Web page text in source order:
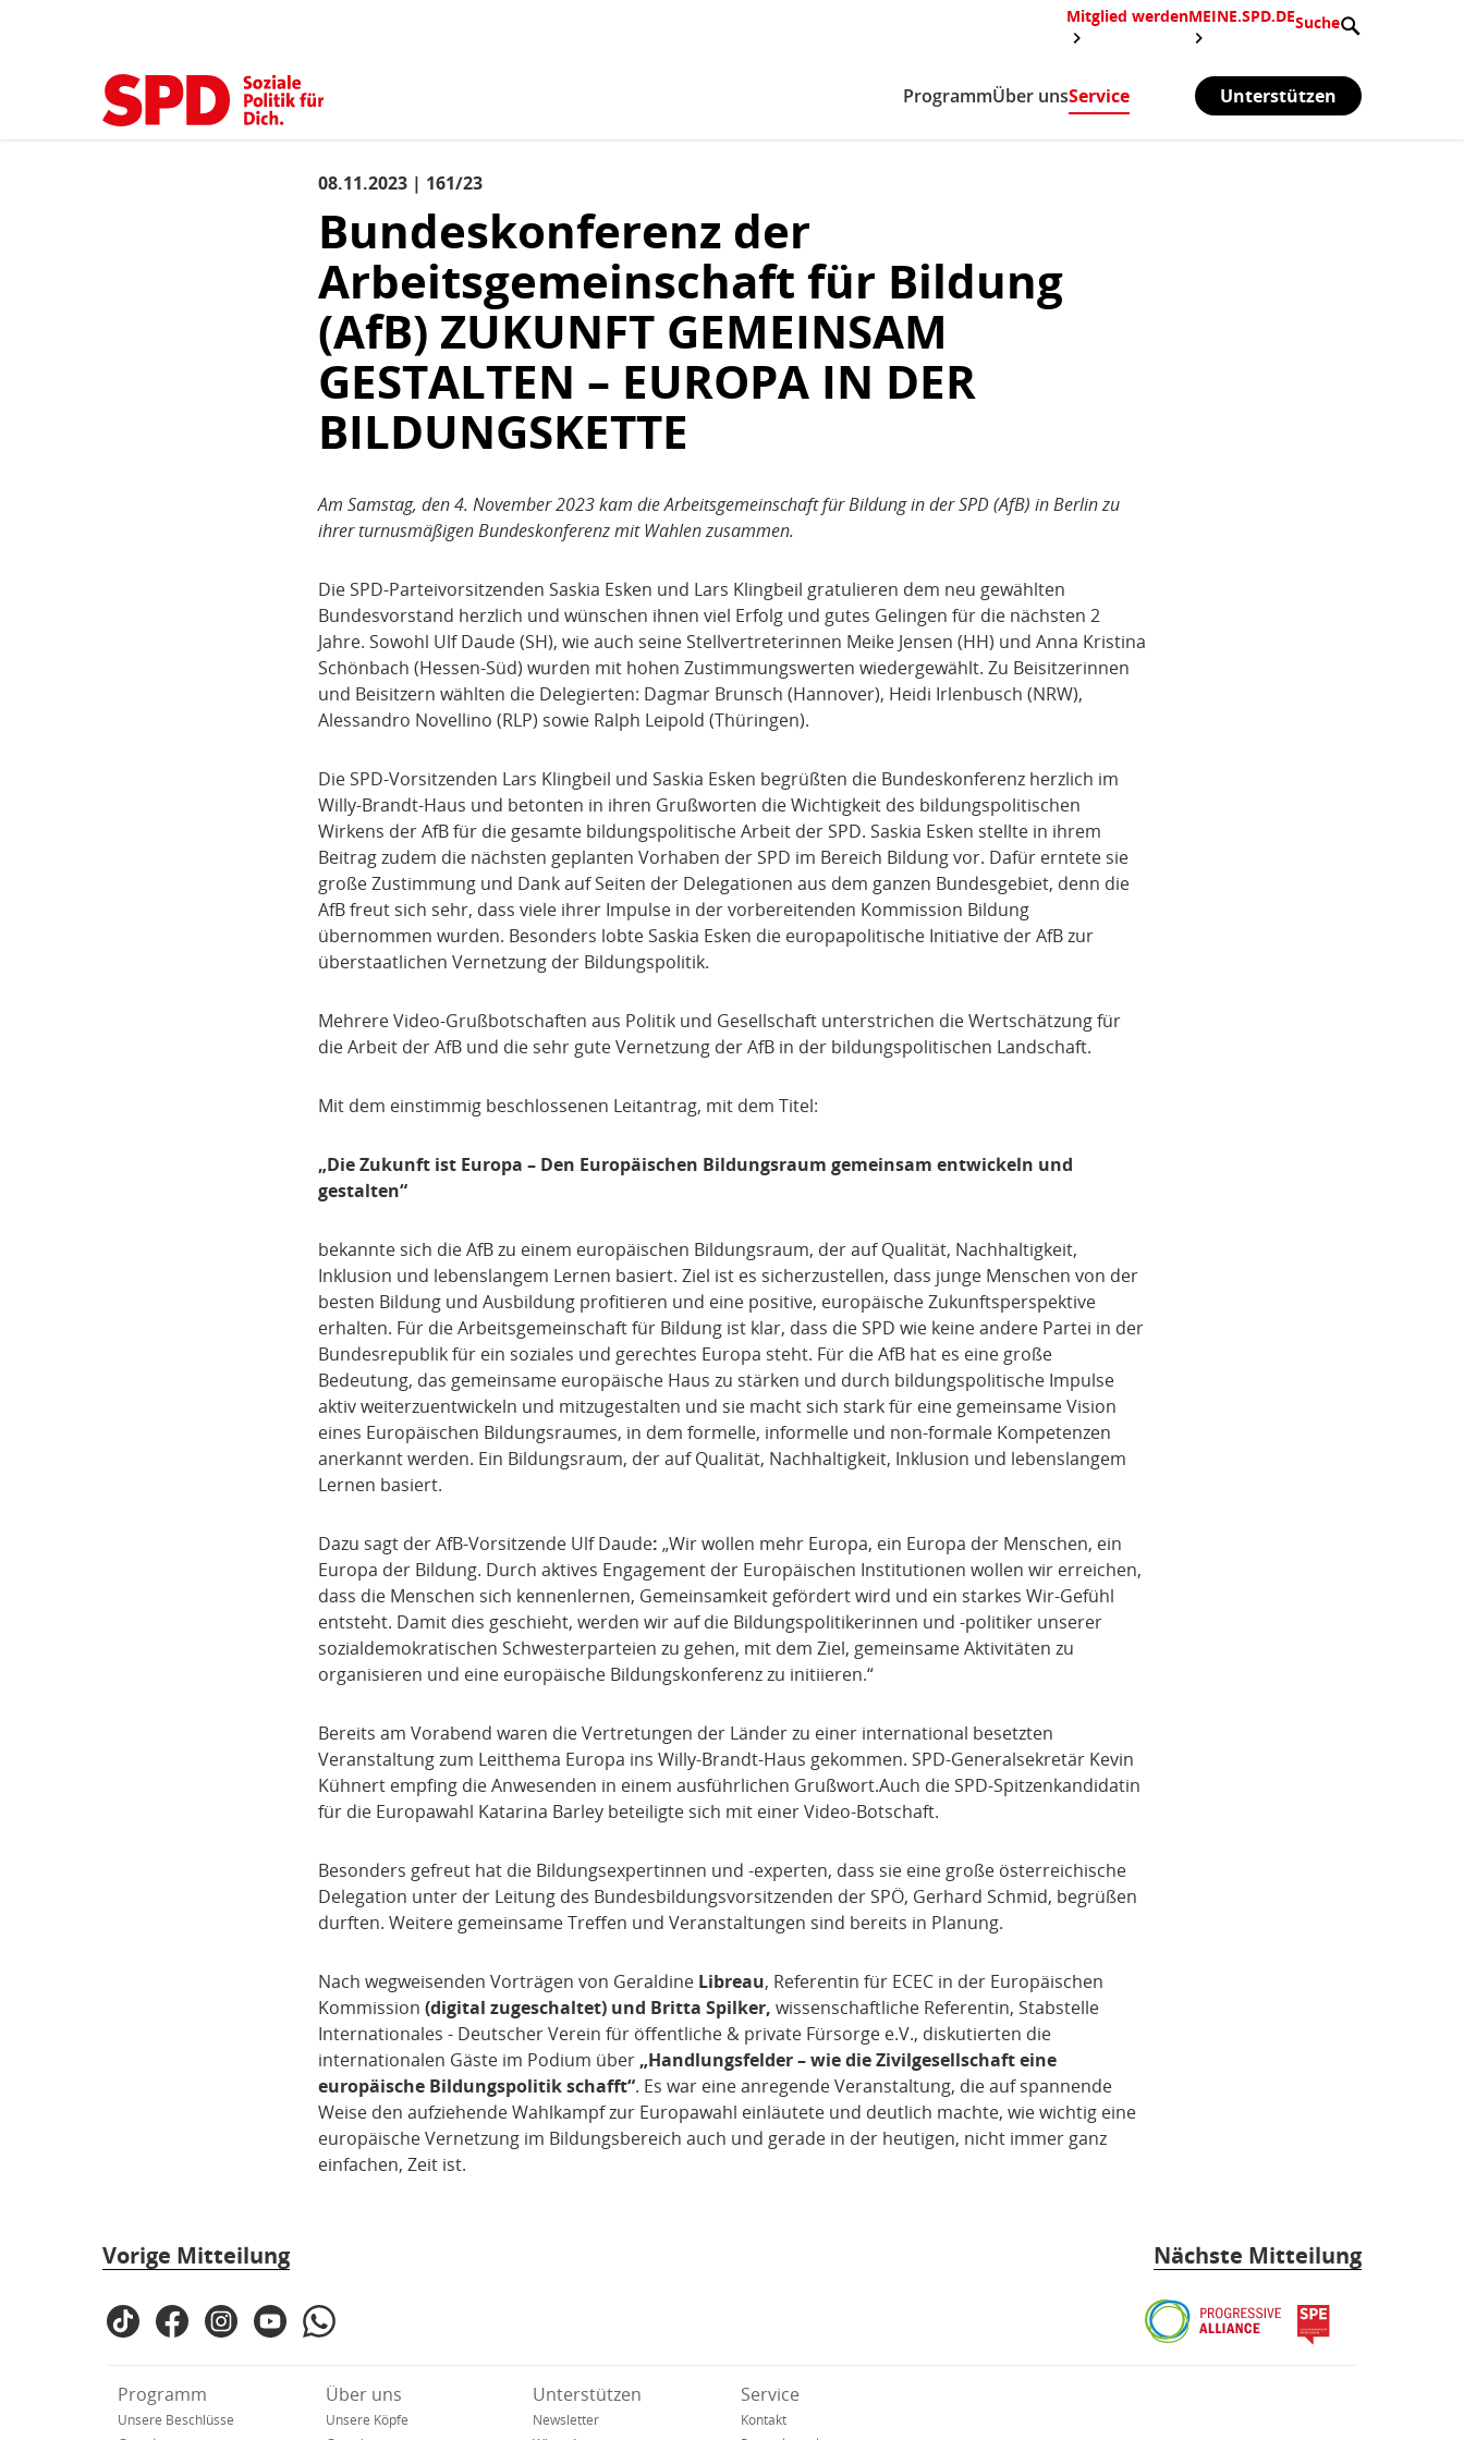
Mitglied werdenMEINE.SPD.DESuche
Hauptnavigation
ProgrammÜber unsService Unterstützen
08.11.2023 | 161/23
Bundeskonferenz der
Arbeitsgemeinschaft für Bildung
(AfB) ZUKUNFT GEMEINSAM
GESTALTEN – EUROPA IN DER
BILDUNGSKETTE
Am Samstag, den 4. November 2023 kam die Arbeitsgemeinschaft für Bildung in der SPD (AfB) in Berlin zu
ihrer turnusmäßigen Bundeskonferenz mit Wahlen zusammen.
Die SPD-Parteivorsitzenden Saskia Esken und Lars Klingbeil gratulieren dem neu gewählten
Bundesvorstand herzlich und wünschen ihnen viel Erfolg und gutes Gelingen für die nächsten 2
Jahre. Sowohl Ulf Daude (SH), wie auch seine Stellvertreterinnen Meike Jensen (HH) und Anna Kristina
Schönbach (Hessen-Süd) wurden mit hohen Zustimmungswerten wiedergewählt. Zu Beisitzerinnen
und Beisitzern wählten die Delegierten: Dagmar Brunsch (Hannover), Heidi Irlenbusch (NRW),
Alessandro Novellino (RLP) sowie Ralph Leipold (Thüringen).
Die SPD-Vorsitzenden Lars Klingbeil und Saskia Esken begrüßten die Bundeskonferenz herzlich im
Willy-Brandt-Haus und betonten in ihren Grußworten die Wichtigkeit des bildungspolitischen
Wirkens der AfB für die gesamte bildungspolitische Arbeit der SPD. Saskia Esken stellte in ihrem
Beitrag zudem die nächsten geplanten Vorhaben der SPD im Bereich Bildung vor. Dafür erntete sie
große Zustimmung und Dank auf Seiten der Delegationen aus dem ganzen Bundesgebiet, denn die
AfB freut sich sehr, dass viele ihrer Impulse in der vorbereitenden Kommission Bildung
übernommen wurden. Besonders lobte Saskia Esken die europapolitische Initiative der AfB zur
überstaatlichen Vernetzung der Bildungspolitik.
Mehrere Video-Grußbotschaften aus Politik und Gesellschaft unterstrichen die Wertschätzung für
die Arbeit der AfB und die sehr gute Vernetzung der AfB in der bildungspolitischen Landschaft.
Mit dem einstimmig beschlossenen Leitantrag, mit dem Titel:
„DieZukunft ist Europa – Den Europäischen Bildungsraum gemeinsam entwickeln und
gestalten“
bekannte sich die AfB zu einem europäischen Bildungsraum, der auf Qualität, Nachhaltigkeit,
Inklusion und lebenslangem Lernen basiert. Ziel ist es sicherzustellen, dass junge Menschen von der
besten Bildung und Ausbildung profitieren und eine positive, europäische Zukunftsperspektive
erhalten. Für die Arbeitsgemeinschaft für Bildung ist klar, dass die SPD wie keine andere Partei in der
Bundesrepublik für ein soziales und gerechtes Europa steht. Für die AfB hat es eine große
Bedeutung, das gemeinsame europäische Haus zu stärken und durch bildungspolitische Impulse
aktiv weiterzuentwickeln und mitzugestalten und sie macht sich stark für eine gemeinsame Vision
eines Europäischen Bildungsraumes, in dem formelle, informelle und non-formale Kompetenzen
anerkannt werden. Ein Bildungsraum, der auf Qualität, Nachhaltigkeit, Inklusion und lebenslangem
Lernen basiert.
Dazu sagt der AfB-Vorsitzende Ulf Daude: „Wir wollen mehr Europa, ein Europa der Menschen, ein
Europa der Bildung. Durch aktives Engagement der Europäischen Institutionen wollen wir erreichen,
dass die Menschen sich kennenlernen, Gemeinsamkeit gefördert wird und ein starkes Wir-Gefühl
entsteht. Damit dies geschieht, werden wir auf die Bildungspolitikerinnen und -politiker unserer
sozialdemokratischen Schwesterparteien zu gehen, mit dem Ziel, gemeinsame Aktivitäten zu
organisieren und eine europäische Bildungskonferenz zu initiieren.“
Bereits am Vorabend waren die Vertretungen der Länder zu einer international besetzten
Veranstaltung zum Leitthema Europa ins Willy-Brandt-Haus gekommen. SPD-Generalsekretär Kevin
Kühnert empfing die Anwesenden in einem ausführlichen Grußwort.Auch die SPD-Spitzenkandidatin
für die Europawahl Katarina Barley beteiligte sich mit einer Video-Botschaft.
Besonders gefreut hat die Bildungsexpertinnen und -experten, dass sie eine große österreichische
Delegation unter der Leitung des Bundesbildungsvorsitzenden der SPÖ, Gerhard Schmid, begrüßen
durften. Weitere gemeinsame Treffen und Veranstaltungen sind bereits in Planung.
Nach wegweisenden Vorträgen von Geraldine Libreau, Referentin für ECEC in der Europäischen
Kommission (digital zugeschaltet) und Britta Spilker, wissenschaftliche Referentin, Stabstelle
Internationales - Deutscher Verein für öffentliche & private Fürsorge e.V., diskutierten die
internationalen Gäste im Podium über „Handlungsfelder – wie die Zivilgesellschaft eine
europäische Bildungspolitik schafft“. Es war eine anregende Veranstaltung, die auf spannende
Weise den aufziehende Wahlkampf zur Europawahl einläutete und deutlich machte, wie wichtig eine
europäische Vernetzung im Bildungsbereich auch und gerade in der heutigen, nicht immer ganz
einfachen, Zeit ist.
Vorige Mitteilung Nächste Mitteilung
Fußbereich
SPD
sozialen
Netzwerken
TikTokFacebookInstagramYouTubeWhatsApp
Progressive
Alliance
Verkürzte
Navigation
Programm
Unsere Beschlüsse
Über uns
Unsere Köpfe
Unterstützen
Newsletter
Service
Kontakt